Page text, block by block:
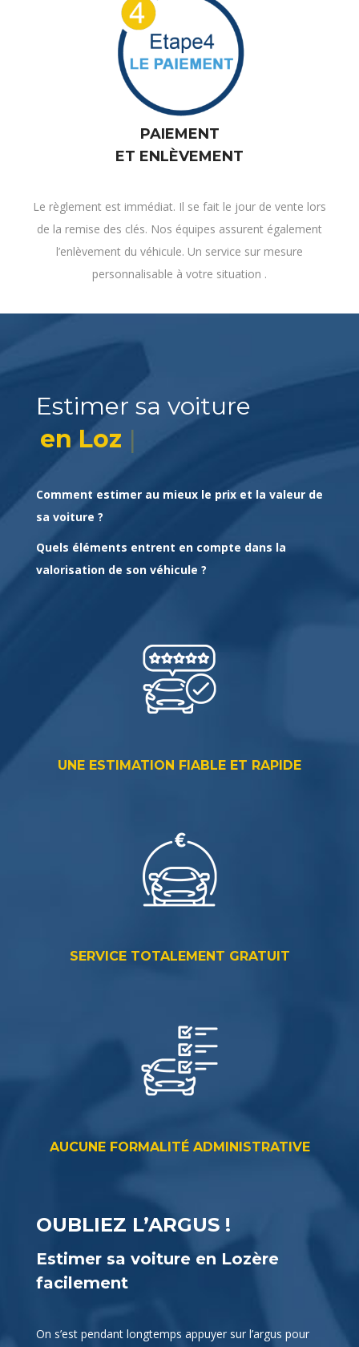
ET ENLÈVEMENT
Le règlement est immédiat. Il se fait le jour de vente lors
l’enlèvement du véhicule. Un service sur mesure
personnalisable à votre situation .
Estimer sa voiture
en Loz
|
Comment estimer au mieux le prix et la valeur de
sa voiture ?
Quels éléments entrent en compte dans la
valorisation de son véhicule ?
UNE ESTIMATION FIABLE ET RAPIDE
SERVICE TOTALEMENT GRATUIT
AUCUNE FORMALITÉ ADMINISTRATIVE
OUBLIEZ L’ARGUS !
facilement
On s’est pendant longtemps appuyer sur l’argus pour
années cela n’est plus d’actualité. On se rend compte